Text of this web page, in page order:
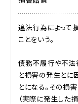
違法行為によって
ことをいう。
債務不履行や不法
と損害の発生と
とになる。その損
（実際に発生した